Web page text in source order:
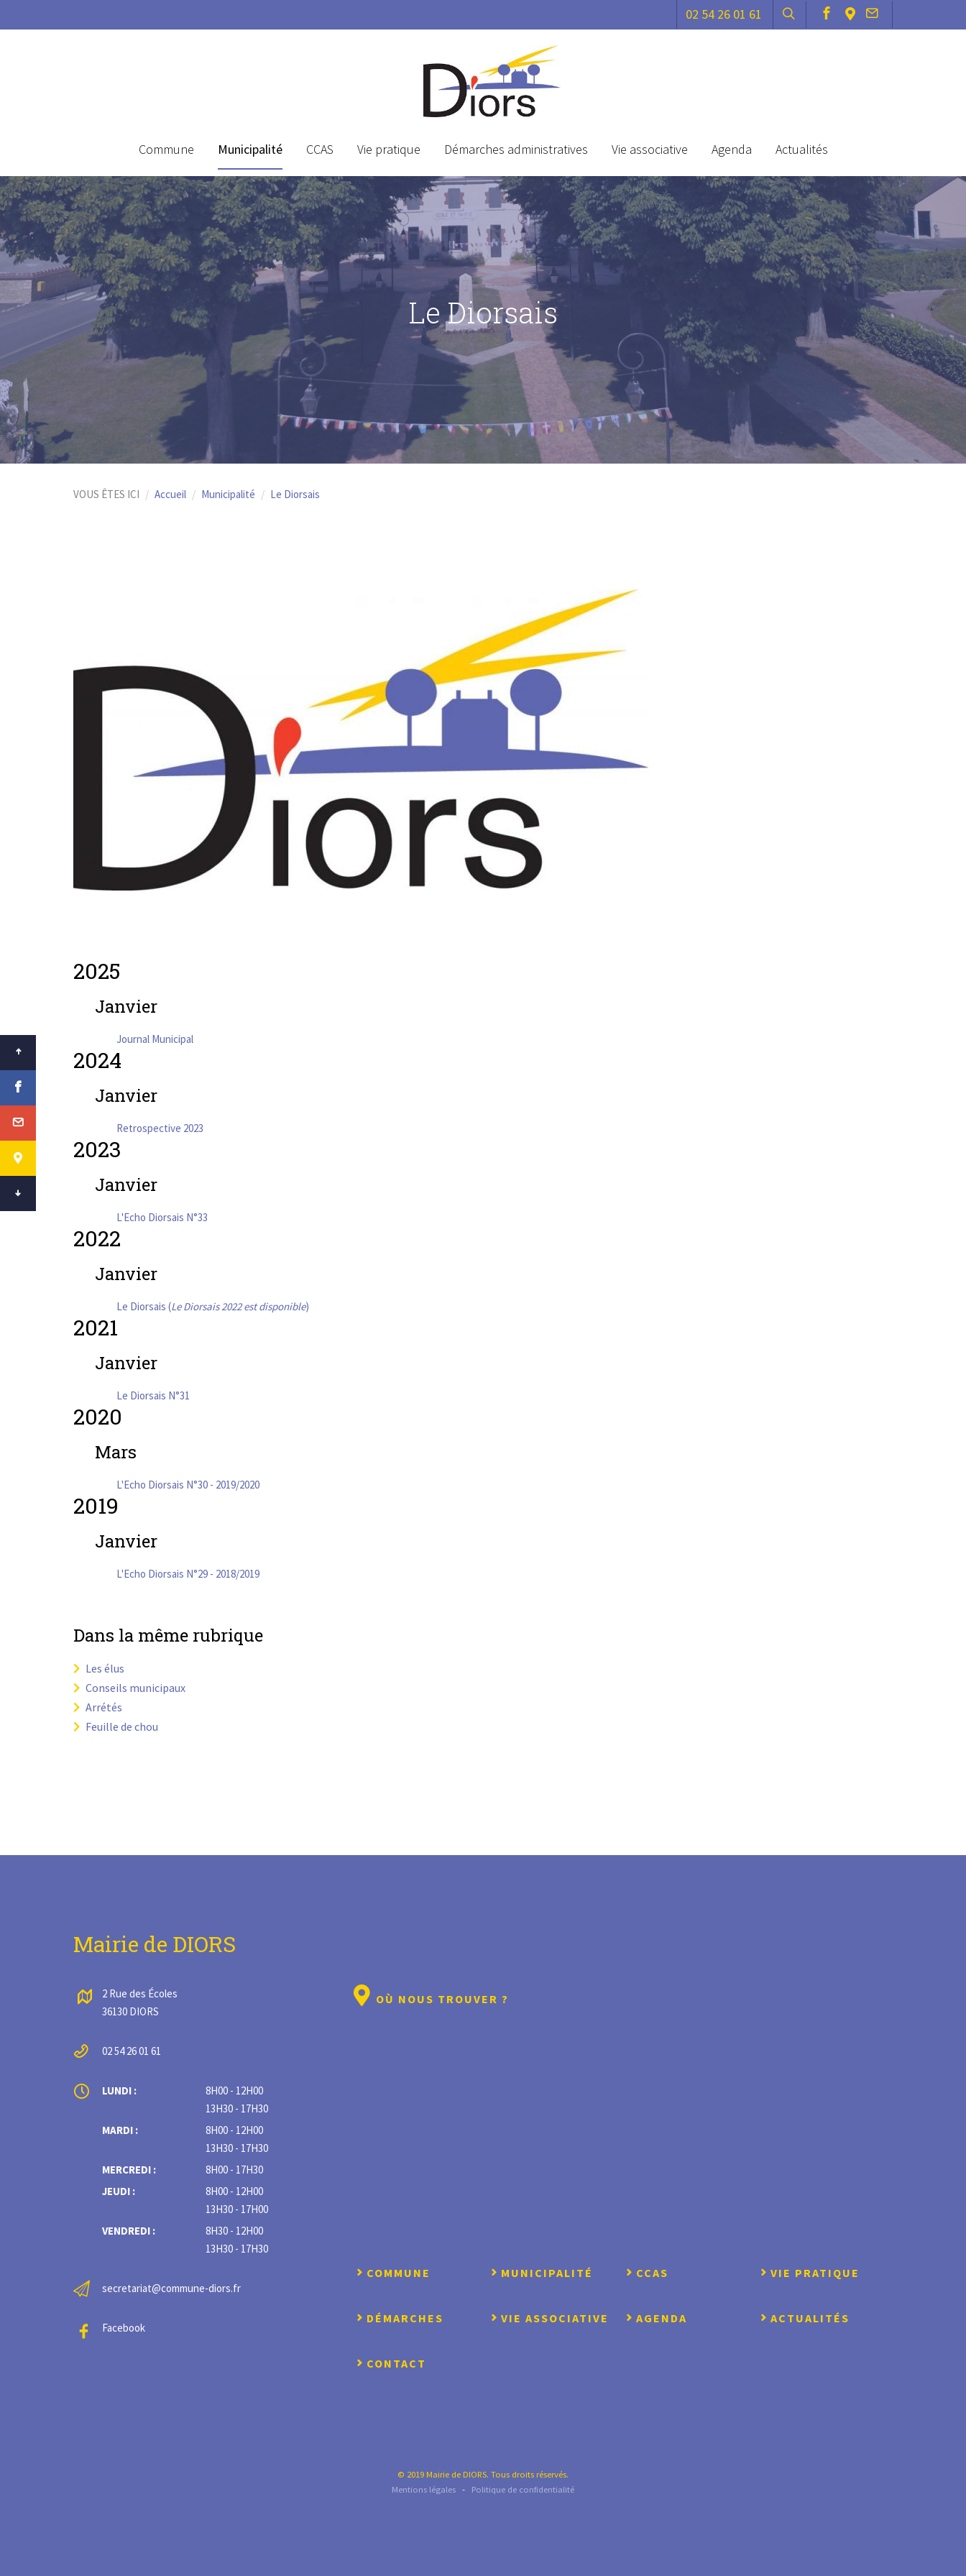
02 54 26 01 61
Commune Municipalité CCAS Vie pratique Démarches administratives Vie associative Agenda Actualités
Le Diorsais
VOUS ÊTES ICI Accueil Municipalité Le Diorsais
2025
Janvier
Journal Municipal
2024
Janvier
Retrospective 2023
2023
Janvier
L'Echo Diorsais N°33
2022
Janvier
Le Diorsais (Le Diorsais 2022 est disponible)
2021
Janvier
Le Diorsais N°31
2020
Mars
L'Echo Diorsais N°30 - 2019/2020
2019
Janvier
L'Echo Diorsais N°29 - 2018/2019
Dans la même rubrique
Les élus
Conseils municipaux
Arrétés
Feuille de chou
Mairie de DIORS
2 Rue des Écoles
36130 DIORS
02 54 26 01 61
LUNDI :
8H00 - 12H00
13H30 - 17H30
MARDI :
8H00 - 12H00
13H30 - 17H30
MERCREDI :
8H00 - 17H30
JEUDI :
8H00 - 12H00
13H30 - 17H00
VENDREDI :
8H30 - 12H00
13H30 - 17H30
secretariat@commune-diors.fr
Facebook
OÙ NOUS TROUVER ?
COMMUNE MUNICIPALITÉ CCAS VIE PRATIQUE
DÉMARCHES VIE ASSOCIATIVE AGENDA ACTUALITÉS
CONTACT
© 2019 Mairie de DIORS. Tous droits réservés.
Mentions légales - Politique de confidentialité